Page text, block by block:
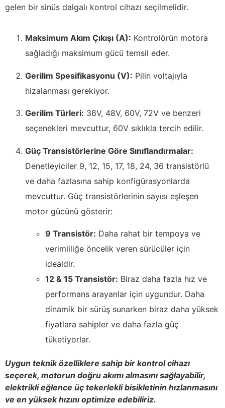
gelen bir sinüs dalgalı kontrol cihazı seçilmelidir.
Maksimum Akım Çıkışı (A): Kontrolörün motora
sağladığı maksimum gücü temsil eder.
Gerilim Spesifikasyonu (V): Pilin voltajıyla
hizalanması gerekiyor.
Gerilim Türleri: 36V, 48V, 60V, 72V ve benzeri
seçenekleri mevcuttur, 60V sıklıkla tercih edilir.
Güç Transistörlerine Göre Sınıflandırmalar:
Denetleyiciler 9, 12, 15, 17, 18, 24, 36 transistörlü
ve daha fazlasına sahip konfigürasyonlarda
mevcuttur. Güç transistörlerinin sayısı eşleşen
motor gücünü gösterir:
9 Transistör: Daha rahat bir tempoya ve
verimliliğe öncelik veren sürücüler için
idealdir.
12 & 15 Transistör: Biraz daha fazla hız ve
performans arayanlar için uygundur. Daha
dinamik bir sürüş sunarken biraz daha yüksek
fiyatlara sahipler ve daha fazla güç
tüketiyorlar.
Uygun teknik özelliklere sahip bir kontrol cihazı
seçerek, motorun doğru akımı almasını sağlayabilir,
elektrikli eğlence üç tekerlekli bisikletinin hızlanmasını
ve en yüksek hızını optimize edebiliriz.